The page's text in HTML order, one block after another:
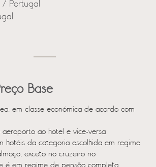
/ Portugal
Base
em classe económica de acordo com
aeroporto ao hotel e vice-versa
hotéis da categoria escolhida em regime
exceto no cruzeiro no